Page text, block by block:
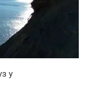
у